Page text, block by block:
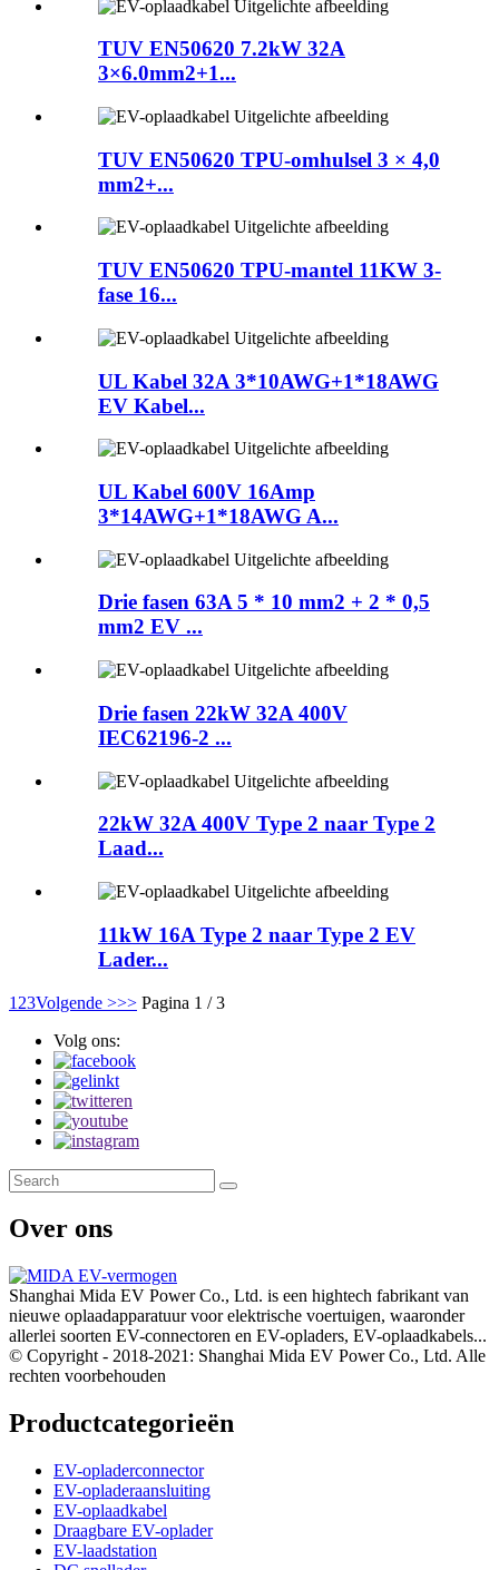
TUV EN50620 7.2kW 32A
3×6.0mm2+1...
TUV EN50620 TPU-omhulsel 3 × 4,0
mm2+...
TUV EN50620 TPU-mantel 11KW 3-
fase 16...
UL Kabel 32A 3*10AWG+1*18AWG
EV Kabel...
UL Kabel 600V 16Amp
3*14AWG+1*18AWG A...
Drie fasen 63A 5 * 10 mm2 + 2 * 0,5
mm2 EV ...
Drie fasen 22kW 32A 400V
IEC62196-2 ...
22kW 32A 400V Type 2 naar Type 2
Laad...
11kW 16A Type 2 naar Type 2 EV
Lader...
1 23Volgende >>> Pagina 1 / 3
Volg ons:
Over ons
Shanghai Mida EV Power Co., Ltd. is een hightech fabrikant van
nieuwe oplaadapparatuur voor elektrische voertuigen, waaronder
allerlei soorten EV-connectoren en EV-opladers, EV-oplaadkabels...
© Copyright - 2018-2021: Shanghai Mida EV Power Co., Ltd. Alle
rechten voorbehouden
Productcategorieën
EV-opladerconnector
EV-opladeraansluiting
EV-oplaadkabel
Draagbare EV-oplader
EV-laadstation